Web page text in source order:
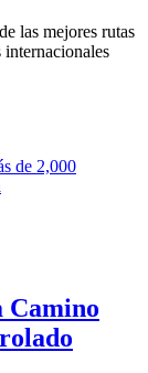
las mejores rutas
Camino